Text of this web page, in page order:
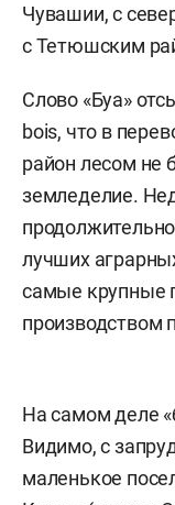
Чувашии, с
с Тетюшским
Слово «Буа»
bois, что в
район лесом не
земледелие.
лучших
самые крупные
производством
На самом деле
Видимо, с
маленькое